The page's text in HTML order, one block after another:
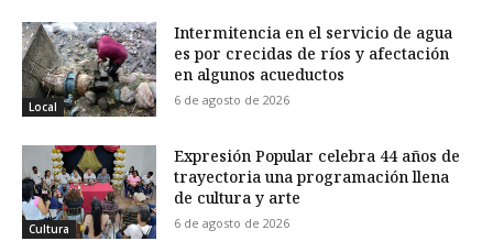
Local
Intermitencia en el servicio de agua
es por crecidas de ríos y afectación
en algunos acueductos
6 de agosto de 2026
Cultura
Expresión Popular celebra 44 años de
trayectoria una programación llena
de cultura y arte
6 de agosto de 2026